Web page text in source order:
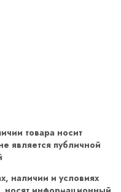
товара носит
является публичной
наличии и условиях